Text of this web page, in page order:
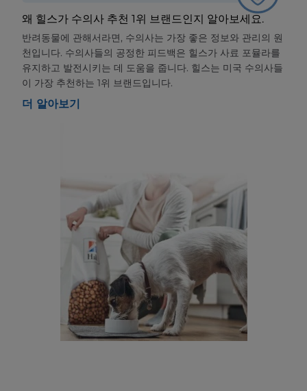
왜 힐스가 수의사 추천 1위 브랜드인지 알아보세요.
반려동물에 관해서라면, 수의사는 가장 좋은 정보와 관리의 원
천입니다. 수의사들의 공정한 피드백은 힐스가 사료 포뮬라를
유지하고 발전시키는 데 도움을 줍니다. 힐스는 미국 수의사들
이 가장 추천하는 1위 브랜드입니다.
더 알아보기